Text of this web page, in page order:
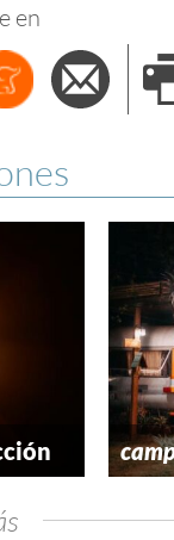
en
Menéame